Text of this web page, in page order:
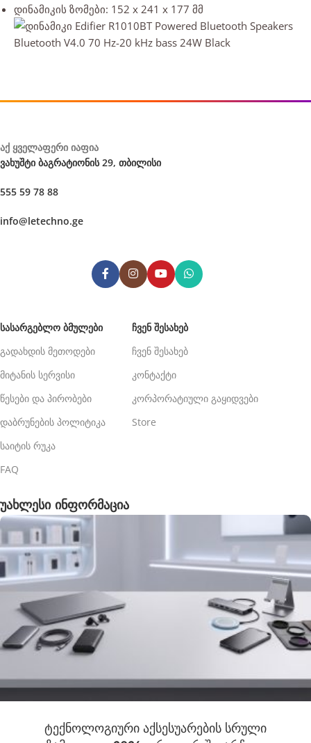
დინამიკის ზომები: 152 x 241 x 177 მმ
აქ ყველაფერი იაფია
ვახუშტი ბაგრატიონის 29, თბილისი
555 59 78 88
info@letechno.ge
ᲡᲐᲡᲐᲠᲒᲔᲑᲚᲝ ᲑᲛᲣᲚᲔᲑᲘ
გადახდის მეთოდები
მიტანის სერვისი
წესები და პირობები
დაბრუნების პოლიტიკა
საიტის რუკა
FAQ
ᲩᲕᲔᲜ ᲨᲔᲡᲐᲮᲔᲑ
ჩვენ შესახებ
კონტაქტი
კორპორატიული გაყიდვები
Store
უახლესი ინფორმაცია
ტექნოლოგიური აქსესუარების სრული